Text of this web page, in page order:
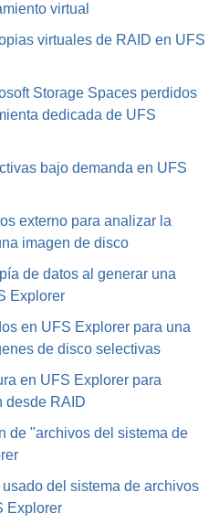
virtual
virtuales de RAID en UFS
Storage Spaces perdidos
dedicada de UFS
bajo demanda en UFS
externo para analizar la
imagen de disco
de datos al generar una
Explorer
​​en UFS Explorer para una
de disco selectivas
en UFS Explorer para
desde RAID
de "archivos del sistema de
del sistema de archivos
Explorer